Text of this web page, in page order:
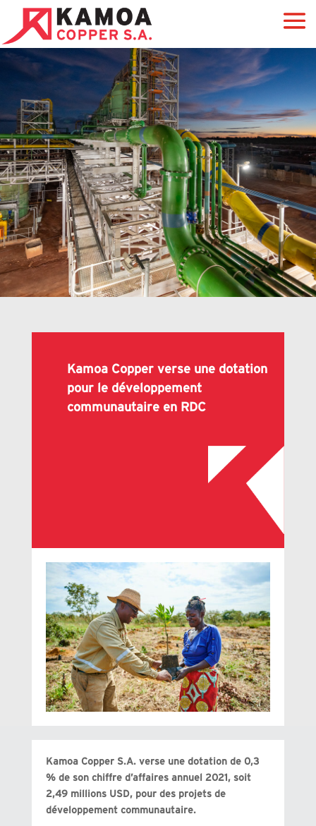
Kamoa Copper verse une dotation
pour le développement
communautaire en RDC
Kamoa Copper S.A. verse une dotation de 0,3
% de son chiffre d’affaires annuel 2021, soit
2,49 millions USD, pour des projets de
développement communautaire.